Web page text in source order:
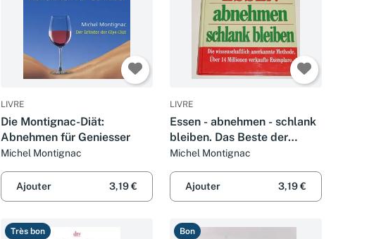
LIVRE
Die Montignac-Diät:
Abnehmen für Geniesser
Michel Montignac
Ajouter 3,19 €
LIVRE
Essen - abnehmen - schlank
bleiben. Das Beste der
Montignac Methode in einem
Buch
Michel Montignac
Ajouter 3,19 €
Très bon Bon